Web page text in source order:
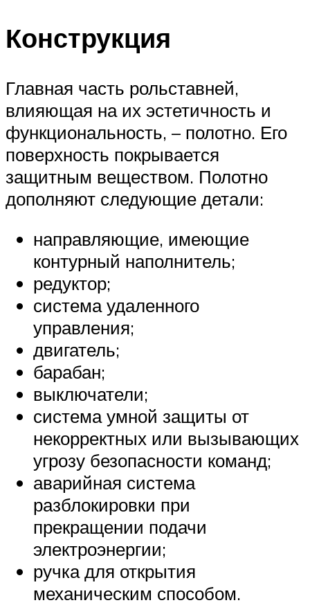
Конструкция
Главная часть рольставней,
влияющая на их эстетичность и
функциональность, – полотно. Его
поверхность покрывается
защитным веществом. Полотно
дополняют следующие детали:
направляющие, имеющие
контурный наполнитель;
редуктор;
система удаленного
управления;
двигатель;
барабан;
выключатели;
система умной защиты от
некорректных или вызывающих
угрозу безопасности команд;
аварийная система
разблокировки при
прекращении подачи
электроэнергии;
ручка для открытия
механическим способом.